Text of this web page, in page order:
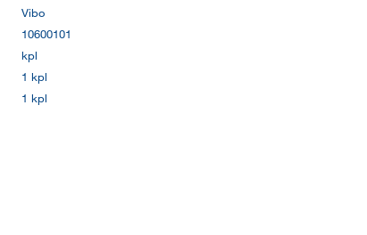
Vibo
10600101
kpl
1 kpl
1 kpl